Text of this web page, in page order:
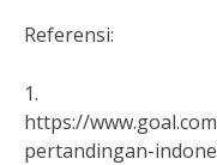
Referensi:
1.
https://
pertandingan-